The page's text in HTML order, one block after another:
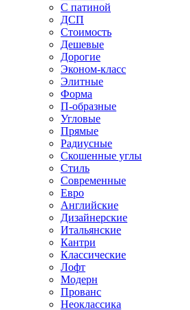
С патиной
ДСП
Стоимость
Дешевые
Дорогие
Эконом-класс
Элитные
Форма
П-образные
Угловые
Прямые
Радиусные
Скошенные углы
Стиль
Современные
Евро
Английские
Дизайнерские
Итальянские
Кантри
Классические
Лофт
Модерн
Прованс
Неоклассика